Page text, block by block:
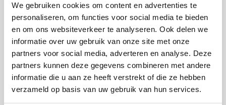
We gebruiken cookies om content en advertenties te
personaliseren, om functies voor social media te bieden
en om ons websiteverkeer te analyseren. Ook delen we
informatie over uw gebruik van onze site met onze
partners voor social media, adverteren en analyse. Deze
partners kunnen deze gegevens combineren met andere
informatie die u aan ze heeft verstrekt of die ze hebben
verzameld op basis van uw gebruik van hun services.
illegale activiteiten en om ons, u en anderen te
beschermen. Informatie die wij ontvangen over u kan
worden geopend, bewerkt en bewaard voor een
langere periode wanneer dit noodzakelijk is vanwege
een juridisch verzoek of verplichting, een onderzoek